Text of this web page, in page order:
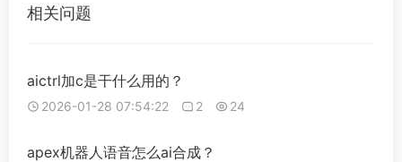
相关问题
aictrl加c是干什么用的？
2026-01-28 07:54:22 2 24
apex机器人语音怎么ai合成？